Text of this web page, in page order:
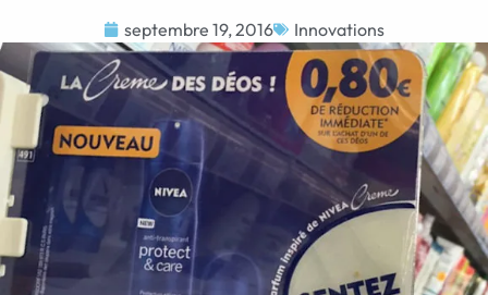
septembre 19, 2016 Innovations